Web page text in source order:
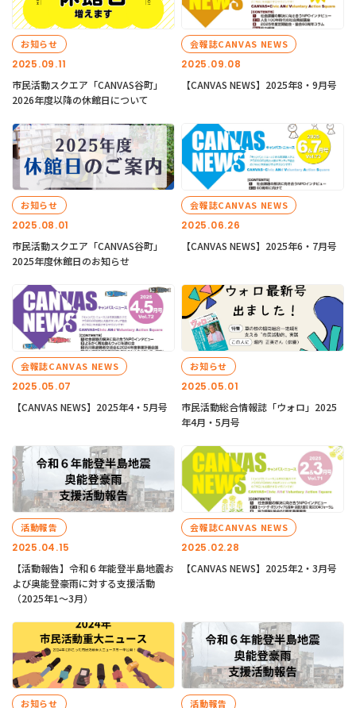
2025.09.11
お知らせ
市民活動スクエア「CANVAS谷町」
2026年度以降の休館日について
2025.09.08
会報誌CANVAS NEWS
【CANVAS NEWS】2025年8・9月号
2025.08.01
お知らせ
市民活動スクエア「CANVAS谷町」
2025年度休館日のお知らせ
2025.06.26
会報誌CANVAS NEWS
【CANVAS NEWS】2025年6・7月号
2025.05.07
会報誌CANVAS NEWS
【CANVAS NEWS】2025年4・5月号
2025.05.01
お知らせ
市民活動総合情報誌「ウォロ」2025
年4月・5月号
2025.04.15
活動報告
【活動報告】令和６年能登半島地震お
よび奥能登豪雨に対する支援活動
（2025年1〜3月）
2025.02.28
会報誌CANVAS NEWS
【CANVAS NEWS】2025年2・3月号
お知らせ 活動報告